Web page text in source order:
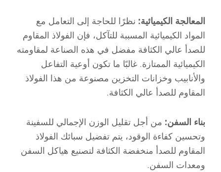
المعالجة الكيميائية: نظرًا للحاجة إلى التعامل مع
المواد الكيميائية المسببة للتآكل، فإن الفولاذ المقاوم
للصدأ عالي الكثافة مفضل في هذه الصناعة لمقاومته
الكيميائية الممتازة. غالبًا ما تكون أوعية التفاعل
والأنابيب وخزانات التخزين مصنوعة من هذا الفولاذ
المقاوم للصدأ عالي الكثافة.
بناء السفن: من أجل تقليل الوزن الإجمالي للسفينة
وتحسين كفاءة الوقود، يتم تفضيل سبائك الفولاذ
المقاوم للصدأ منخفضة الكثافة لتصنيع هياكل السفن
ومعدات السفن.